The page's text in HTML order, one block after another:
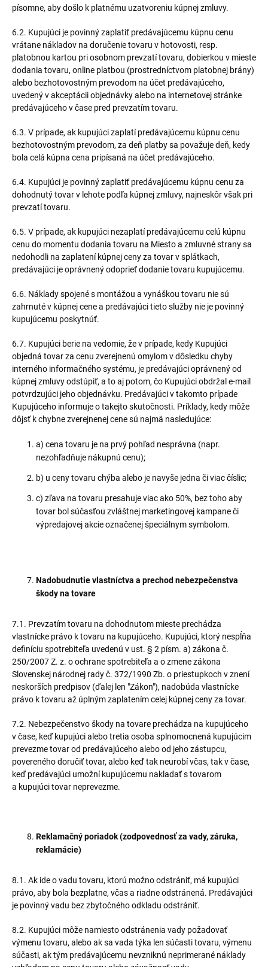
písomne, aby došlo k platnému uzatvoreniu kúpnej zmluvy.
6.2. Kupujúci je povinný zaplatiť predávajúcemu kúpnu cenu
vrátane nákladov na doručenie tovaru v hotovosti, resp.
platobnou kartou pri osobnom prevzatí tovaru, dobierkou v mieste
dodania tovaru, online platbou (prostredníctvom platobnej brány)
alebo bezhotovostným prevodom na účet predávajúceho,
uvedený v akceptácii objednávky alebo na internetovej stránke
predávajúceho v čase pred prevzatím tovaru.
6.3. V prípade, ak kupujúci zaplatí predávajúcemu kúpnu cenu
bezhotovostným prevodom, za deň platby sa považuje deň, kedy
bola celá kúpna cena pripísaná na účet predávajúceho.
6.4. Kupujúci je povinný zaplatiť predávajúcemu kúpnu cenu za
dohodnutý tovar v lehote podľa kúpnej zmluvy, najneskôr však pri
prevzatí tovaru.
6.5. V prípade, ak kupujúci nezaplatí predávajúcemu celú kúpnu
cenu do momentu dodania tovaru na Miesto a zmluvné strany sa
nedohodli na zaplatení kúpnej ceny za tovar v splátkach,
predávajúci je oprávnený odoprieť dodanie tovaru kupujúcemu.
6.6. Náklady spojené s montážou a vynáškou tovaru nie sú
zahrnuté v kúpnej cene a predávajúci tieto služby nie je povinný
kupujúcemu poskytnúť.
6.7. Kupujúci berie na vedomie, že v prípade, kedy Kupujúci
objedná tovar za cenu zverejnenú omylom v dôsledku chyby
interného informačného systému, je predávajúci oprávnený od
kúpnej zmluvy odstúpiť, a to aj potom, čo Kupujúci obdržal e-mail
potvrdzujúci jeho objednávku. Predávajúci v takomto prípade
Kupujúceho informuje o takejto skutočnosti. Príklady, kedy môže
dôjsť k chybne zverejnenej cene sú najmä nasledujúce:
a) cena tovaru je na prvý pohľad nesprávna (napr.
nezohľadňuje nákupnú cenu);
b) u ceny tovaru chýba alebo je navyše jedna či viac číslic;
c) zľava na tovaru presahuje viac ako 50%, bez toho aby
tovar bol súčasťou zvláštnej marketingovej kampane či
výpredajovej akcie označenej špeciálnym symbolom.
Nadobudnutie vlastníctva a prechod nebezpečenstva
škody na tovare
7.1. Prevzatím tovaru na dohodnutom mieste prechádza
vlastnícke právo k tovaru na kupujúceho. Kupujúci, ktorý nespĺňa
definíciu spotrebiteľa uvedenú v ust. § 2 písm. a) zákona č.
250/2007 Z. z. o ochrane spotrebiteľa a o zmene zákona
Slovenskej národnej rady č. 372/1990 Zb. o priestupkoch v znení
neskorších predpisov (ďalej len "Zákon"), nadobúda vlastnícke
právo k tovaru až úplným zaplatením celej kúpnej ceny za tovar.
7.2. Nebezpečenstvo škody na tovare prechádza na kupujúceho
v čase, keď kupujúci alebo tretia osoba splnomocnená kupujúcim
prevezme tovar od predávajúceho alebo od jeho zástupcu,
povereného doručiť tovar, alebo keď tak neurobí včas, tak v čase,
keď predávajúci umožní kupujúcemu nakladať s tovarom
a kupujúci tovar neprevezme.
Reklamačný poriadok (zodpovednosť za vady, záruka,
reklamácie)
8.1. Ak ide o vadu tovaru, ktorú možno odstrániť, má kupujúci
právo, aby bola bezplatne, včas a riadne odstránená. Predávajúci
je povinný vadu bez zbytočného odkladu odstrániť.
8.2. Kupujúci môže namiesto odstránenia vady požadovať
výmenu tovaru, alebo ak sa vada týka len súčasti tovaru, výmenu
súčasti, ak tým predávajúcemu nevzniknú neprimerané náklady